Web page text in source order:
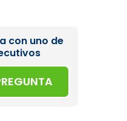
con uno de